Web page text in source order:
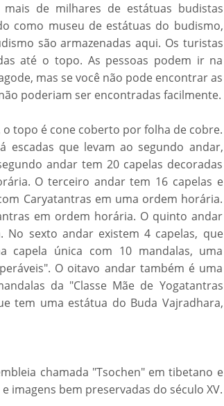
de milhares de estátuas budistas
como museu de estátuas do budismo,
são armazenadas aqui. Os turistas
até o topo. As pessoas podem ir na
mas se você não pode encontrar as
poderiam ser encontradas facilmente.
topo é cone coberto por folha de cobre.
que levam ao segundo andar,
andar tem 20 capelas decoradas
O terceiro andar tem 16 capelas e
Caryatantras em uma ordem horária.
em ordem horária. O quinto andar
sexto andar existem 4 capelas, que
capela única com 10 mandalas, uma
O oitavo andar também é uma
da "Classe Mãe de Yogatantras
tem uma estátua do Buda Vajradhara,
chamada "Tsochen" em tibetano e
imagens bem preservadas do século XV.